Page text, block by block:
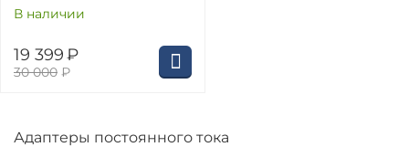
Адаптеры постоянного тока
В наличии
30 000 ₽
19 399₽